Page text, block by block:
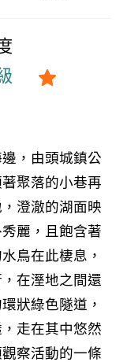
，由頭城鎮公
聚落的小巷再
澄澈的湖面映
麗，且飽含著
鳥在此棲息，
在溼地之間還
狀綠色隧道，
走在其中悠然
察活動的一條